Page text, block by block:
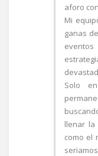
aforo
Mi
ganas
Solo
llenar la
como el